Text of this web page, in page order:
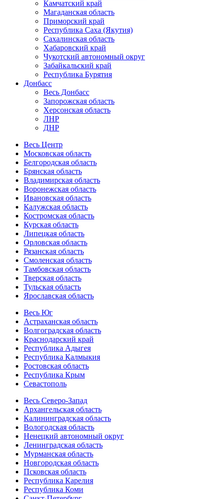
Камчатский край
Магаданская область
Приморский край
Республика Саха (Якутия)
Сахалинская область
Хабаровский край
Чукотский автономный округ
Забайкальский край
Республика Бурятия
Донбасс
Весь Донбасс
Запорожская область
Херсонская область
ЛНР
ДНР
Весь Центр
Московская область
Белгородская область
Брянская область
Владимирская область
Воронежская область
Ивановская область
Калужская область
Костромская область
Курская область
Липецкая область
Орловская область
Рязанская область
Смоленская область
Тамбовская область
Тверская область
Тульская область
Ярославская область
Весь Юг
Астраханская область
Волгоградская область
Краснодарский край
Республика Адыгея
Республика Калмыкия
Ростовская область
Республика Крым
Севастополь
Весь Северо-Запад
Архангельская область
Калининградская область
Вологодская область
Ненецкий автономный округ
Ленинградская область
Мурманская область
Новгородская область
Псковская область
Республика Карелия
Республика Коми